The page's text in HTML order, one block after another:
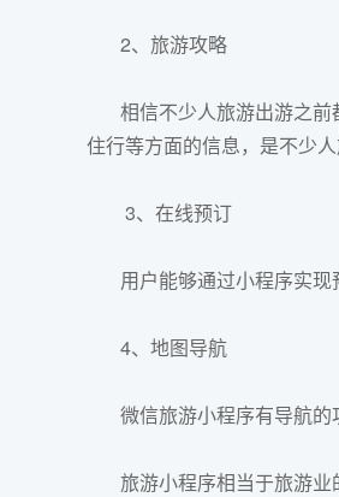
2、旅游攻略
相信不少人旅游出游之前
住行等方面的信息，是不少人
3、在线预订
用户能够通过小程序实现
4、地图导航
微信旅游小程序有导航的
旅游小程序相当于旅游业